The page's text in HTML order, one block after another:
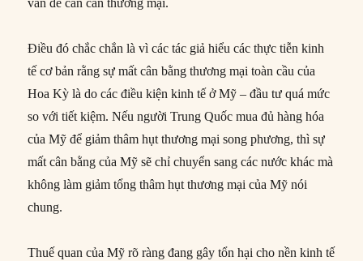
vấn đề cán cân thương mại.
Điều đó chắc chắn là vì các tác giả hiểu các thực tiễn kinh
tế cơ bản rằng sự mất cân bằng thương mại toàn cầu của
Hoa Kỳ là do các điều kiện kinh tế ở Mỹ – đầu tư quá mức
so với tiết kiệm. Nếu người Trung Quốc mua đủ hàng hóa
của Mỹ để giảm thâm hụt thương mại song phương, thì sự
mất cân bằng của Mỹ sẽ chỉ chuyển sang các nước khác mà
không làm giảm tổng thâm hụt thương mại của Mỹ nói
chung.
Thuế quan của Mỹ rõ ràng đang gây tổn hại cho nền kinh tế